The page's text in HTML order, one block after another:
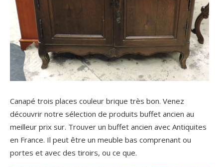
Canapé trois places couleur brique très bon. Venez
découvrir notre sélection de produits buffet ancien au
meilleur prix sur. Trouver un buffet ancien avec Antiquites
en France. Il peut être un meuble bas comprenant ou
portes et avec des tiroirs, ou ce que.